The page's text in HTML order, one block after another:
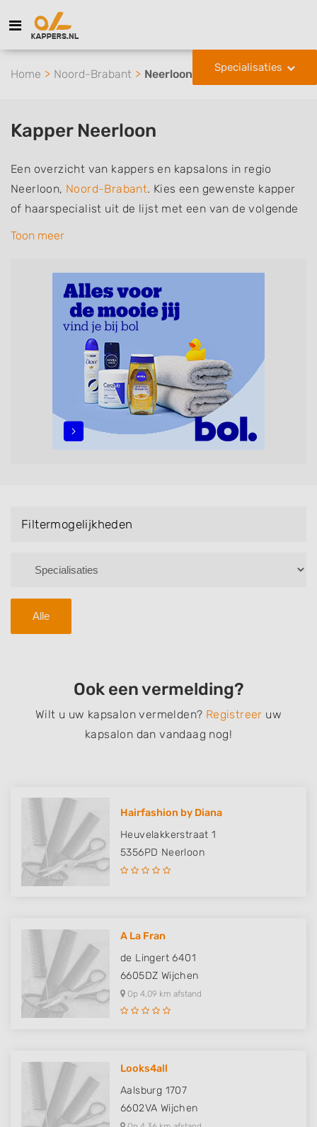
Specialisaties
Home Noord-Brabant Neerloon
Kapper Neerloon
Een overzicht van kappers en kapsalons in regio
Neerloon, Noord-Brabant. Kies een gewenste kapper
of haarspecialist uit de lijst met een van de volgende
specialisaties of aantekeningen: mannen of
zonder afspraak terecht kunt. De vermelde kappers
kunnen uw haren wassen, knippen, föhnen en kleuren,
maar ook helpen met extensions, balyage, invlechten,
opsteken, weave, een keratinebehandeling, een
permanent, een bruidkapsel, make-up & visagie,
epileren, schoonheidsbehandelingen, het trimmen van
een baard en pruiken. U kunt de zoekresultaten
filteren met behulp van de specialisatie filter en u
Toon meer
Filtermogelijkheden
Alle
Ook een vermelding?
Wilt u uw kapsalon vermelden? Registreer uw
kapsalon dan vandaag nog!
Hairfashion by Diana
Heuvelakkerstraat 1
5356PD Neerloon
A La Fran
de Lingert 6401
6605DZ Wijchen
Op 4,09 km afstand
Looks4all
Aalsburg 1707
6602VA Wijchen